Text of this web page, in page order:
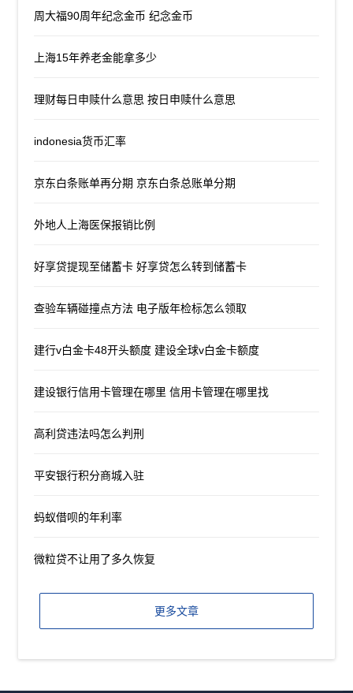
周大福90周年纪念金币 纪念金币
上海15年养老金能拿多少
理财每日申赎什么意思 按日申赎什么意思
indonesia货币汇率
京东白条账单再分期 京东白条总账单分期
外地人上海医保报销比例
好享贷提现至储蓄卡 好享贷怎么转到储蓄卡
查验车辆碰撞点方法 电子版年检标怎么领取
建行v白金卡48开头额度 建设全球v白金卡额度
建设银行信用卡管理在哪里 信用卡管理在哪里找
高利贷违法吗怎么判刑
平安银行积分商城入驻
蚂蚁借呗的年利率
微粒贷不让用了多久恢复
更多文章